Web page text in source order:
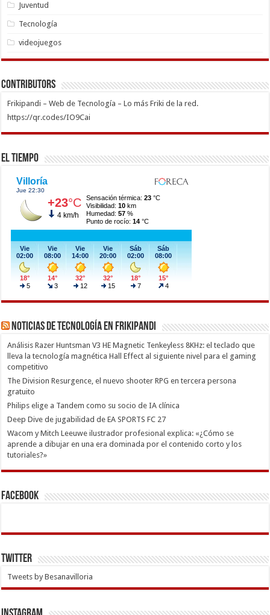
Juventud
Tecnología
videojuegos
Contributors
Frikipandi – Web de Tecnología – Lo más Friki de la red.
https://qr.codes/IO9Cai
El Tiempo
Noticias de Tecnología en Frikipandi
Análisis Razer Huntsman V3 HE Magnetic Tenkeyless 8KHz: el teclado que
lleva la tecnología magnética Hall Effect al siguiente nivel para el gaming
competitivo
The Division Resurgence, el nuevo shooter RPG en tercera persona
gratuito
Philips elige a Tandem como su socio de IA clínica
Deep Dive de jugabilidad de EA SPORTS FC 27
Wacom y Mitch Leeuwe ilustrador profesional explica: «¿Cómo se
aprende a dibujar en una era dominada por el contenido corto y los
tutoriales?»
Facebook
Twitter
Tweets by Besanavilloria